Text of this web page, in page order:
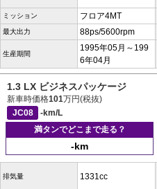
ミッション フロア4MT
最大出力 88ps/5600rpm
生産期間
1995年05月～199
6年04月
1.3 LX ビジネスパッケージ
新車時価格101万円(税抜)
JC08
-km/L
満タンでどこまで走る？
-km
排気量 1331cc